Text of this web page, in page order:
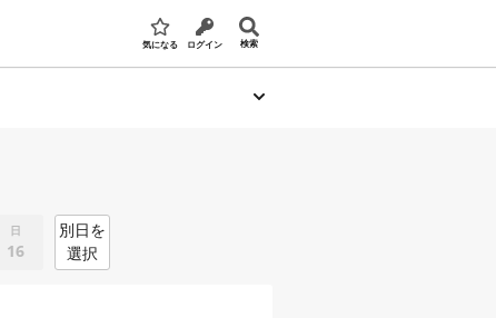
気になる ログイン 検索
日
16
別日を
選択